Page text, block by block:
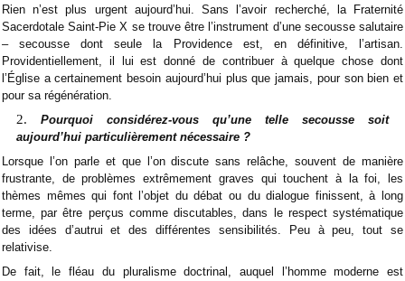
Rien n’est plus urgent aujourd’hui. Sans l’avoir recherché, la Fraternité
Sacerdotale Saint-Pie X se trouve être l’instrument d’une secousse salutaire
– secousse dont seule la Providence est, en définitive, l’artisan.
Providentiellement, il lui est donné de contribuer à quelque chose dont
l’Église a certainement besoin aujourd’hui plus que jamais, pour son bien et
pour sa régénération.
Pourquoi considérez-vous qu’une telle secousse soit
aujourd’hui particulièrement nécessaire ?
Lorsque l’on parle et que l’on discute sans relâche, souvent de manière
frustrante, de problèmes extrêmement graves qui touchent à la foi, les
thèmes mêmes qui font l’objet du débat ou du dialogue finissent, à long
terme, par être perçus comme discutables, dans le respect systématique
des idées d’autrui et des différentes sensibilités. Peu à peu, tout se
relativise.
De fait, le fléau du pluralisme doctrinal, auquel l’homme moderne est